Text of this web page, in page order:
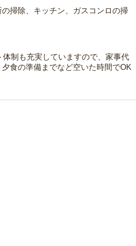
掃除、キッチン、ガスコンロの掃
制も充実していますので、家事代
食の準備までなど空いた時間でOK